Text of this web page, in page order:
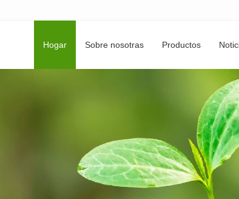
Hogar Sobre nosotras Productos